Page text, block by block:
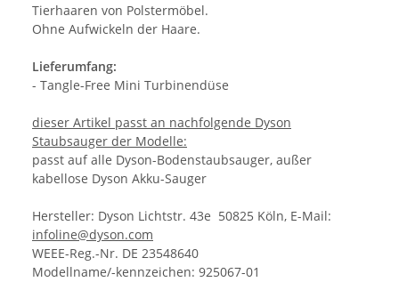
Tierhaaren von Polstermöbel.
Ohne Aufwickeln der Haare.
Lieferumfang:
- Tangle-Free Mini Turbinendüse
dieser Artikel passt an nachfolgende Dyson
Staubsauger der Modelle:
passt auf alle Dyson-Bodenstaubsauger, außer
kabellose Dyson Akku-Sauger
Hersteller: Dyson Lichtstr. 43e 50825 Köln, E-Mail:
infoline@dyson.com
WEEE-Reg.-Nr. DE 23548640
Modellname/-kennzeichen: 925067-01